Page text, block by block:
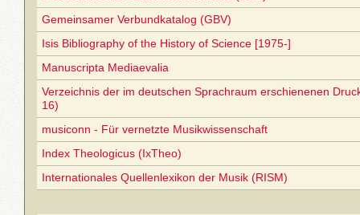
Gemeinsamer Verbundkatalog (GBV)
Isis Bibliography of the History of Science [1975-]
Manuscripta Mediaevalia
Verzeichnis der im deutschen Sprachraum erschienenen
16)
musiconn - Für vernetzte Musikwissenschaft
Index Theologicus (IxTheo)
Internationales Quellenlexikon der Musik (RISM)